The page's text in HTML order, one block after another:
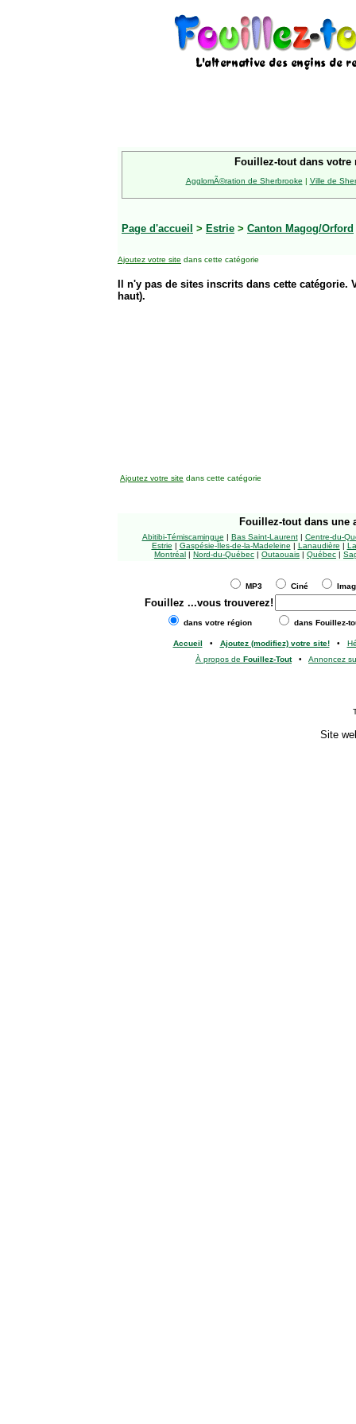
Fouillez-tout dans votre
AgglomÃ©ration de Sherbrooke | Ville de
Page d'accueil > Estrie > Canton Magog/Orford
Ajoutez votre site dans cette catégorie
Il n'y pas de sites inscrits dans cette
haut).
Ajoutez votre site dans cette catégorie
Fouillez-tout dans une
Abitibi-Témiscamingue | Bas Saint-Laurent| Centre-du-
Estrie | Gaspésie-Îles-de-la-Madeleine | Lanaudière |
Montréal | Nord-du-Québec | Outaouais | Québec |
MP3 Ciné
Fouillez ...vous trouverez!
dans votre région dans Fouillez-
Accueil • Ajoutez (modifiez) votre site!•
À propos de Fouillez-Tout• Annoncez
Site